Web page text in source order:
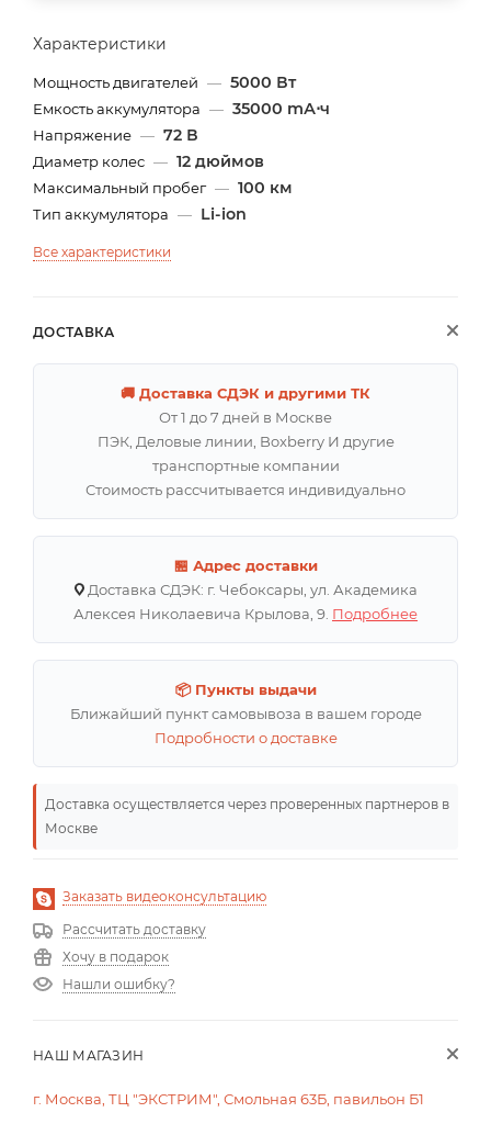
Характеристики
Мощность двигателей — 5000 Вт
Емкость аккумулятора — 35000 mА⋅ч
Напряжение — 72 В
Диаметр колес — 12 дюймов
Максимальный пробег — 100 км
Тип аккумулятора — Li-ion
Все характеристики
ДОСТАВКА
🚚 Доставка СДЭК и другими ТК
От 1 до 7 дней в Москве
ПЭК, Деловые линии, Boxberry И другие
транспортные компании
Стоимость рассчитывается индивидуально
🏪 Адрес доставки
Доставка СДЭК: г. Чебоксары, ул. Академика
Алексея Николаевича Крылова, 9. Подробнее
📦 Пункты выдачи
Ближайший пункт самовывоза в вашем городе
Подробности о доставке
Доставка осуществляется через проверенных партнеров в
Москве
Заказать видеоконсультацию
Рассчитать доставку
Хочу в подарок
Нашли ошибку?
НАШ МАГАЗИН
г. Москва, ТЦ "ЭКСТРИМ", Смольная 63Б, павильон Б1